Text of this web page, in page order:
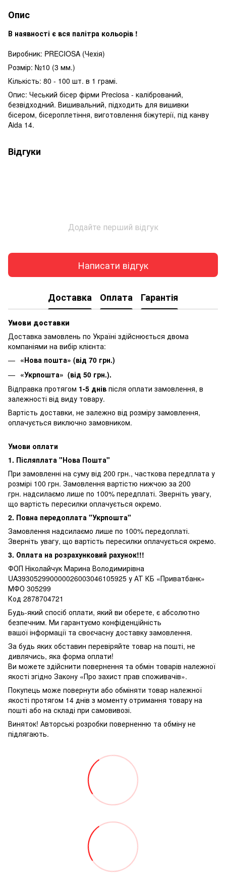
Опис
В наявності є вся палітра кольорів !
Виробник: PRECIOSA (Чехія)
Розмір: №10 (3 мм.)
Кількість: 80 - 100 шт. в 1 грамі.
Опис: Чеський бісер фірми Preciosa - калібрований,
безвідходний. Вишивальний, підходить для вишивки
бісером, бісероплетіння, виготовлення біжутерії, під канву
Aida 14.
Відгуки
Додайте перший відгук
Написати відгук
Доставка Оплата Гарантія
Умови доставки
Доставка замовлень по Україні здійснюється двома
компаніями на вибір клієнта:
«Нова пошта» (від 70 грн.)
«Укрпошта» (від 50 грн.).
Відправка протягом 1-5 днів після оплати замовлення, в
залежності від виду товару.
Вартість доставки, не залежно від розміру замовлення,
оплачується виключно замовником.
Умови оплати
1. Післяплата "Нова Пошта"
При замовленні на суму від 200 грн., часткова передплата у
розмірі 100 грн. Замовлення вартістю нижчою за 200
грн. надсилаємо лише по 100% передплаті. Зверніть увагу,
що вартість пересилки оплачується окремо.
2. Повна передоплата "Укрпошта"
Замовлення надсилаємо лише по 100% передоплаті.
Зверніть увагу, що вартість пересилки оплачується окремо.
3. Оплата на розрахунковий рахунок!!!
ФОП Ніколайчук Марина Володимирівна
UA393052990000026003046105925 у АТ КБ «Приватбанк»
МФО 305299
Код 2878704721
Будь-який спосіб оплати, який ви оберете, є абсолютно
безпечним. Ми гарантуємо конфіденційність
вашої інформації та своєчасну доставку замовлення.
За будь яких обставин перевіряйте товар на пошті, не
дивлячись, яка форма оплати!
Ви можете здійснити повернення та обмін товарів належної
якості згідно Закону «Про захист прав споживачів».
Покупець може повернути або обміняти товар належної
якості протягом 14 днів з моменту отримання товару на
пошті або на складі при самовивозі.
Виняток! Авторські розробки поверненню та обміну не
підлягають.